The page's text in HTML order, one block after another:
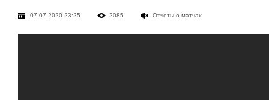
07.07.2020 23:25 2085 Отчеты о матчах